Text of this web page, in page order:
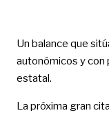
Un balance que
autonómicos y con
estatal.
La próxima gran